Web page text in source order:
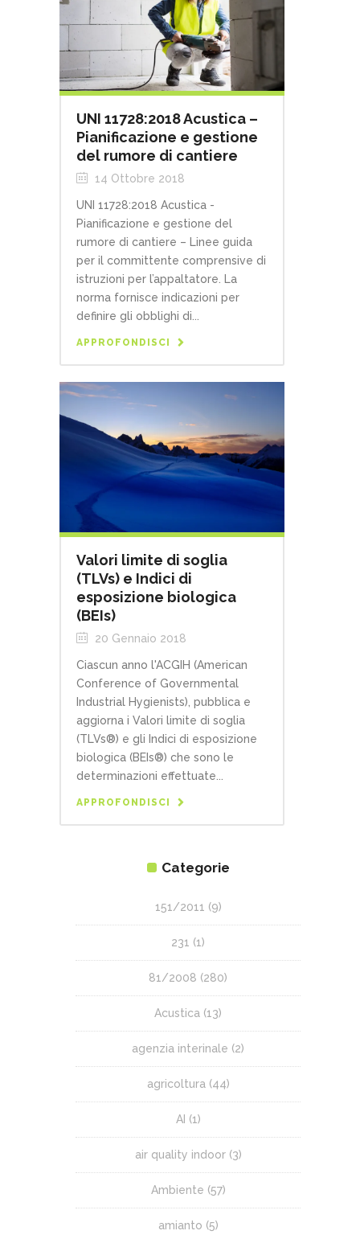
UNI 11728:2018 Acustica –
Pianificazione e gestione
del rumore di cantiere
14 Ottobre 2018
UNI 11728:2018 Acustica -
Pianificazione e gestione del
rumore di cantiere – Linee guida
per il committente comprensive di
istruzioni per l’appaltatore. La
norma fornisce indicazioni per
definire gli obblighi di...
APPROFONDISCI
Valori limite di soglia
(TLVs) e Indici di
esposizione biologica
(BEIs)
20 Gennaio 2018
Ciascun anno l'ACGIH (American
Conference of Governmental
Industrial Hygienists), pubblica e
aggiorna i Valori limite di soglia
(TLVs®) e gli Indici di esposizione
biologica (BEIs®) che sono le
determinazioni effettuate...
APPROFONDISCI
Categorie
151/2011 (9)
231 (1)
81/2008 (280)
Acustica (13)
agenzia interinale (2)
agricoltura (44)
AI (1)
air quality indoor(3)
Ambiente (57)
amianto (5)